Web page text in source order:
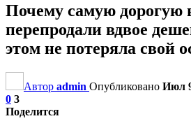
Почему самую дорогую
перепродали вдвое
этом не потеряла свой
Автор admin Опубликовано Июл
0 3
Поделится